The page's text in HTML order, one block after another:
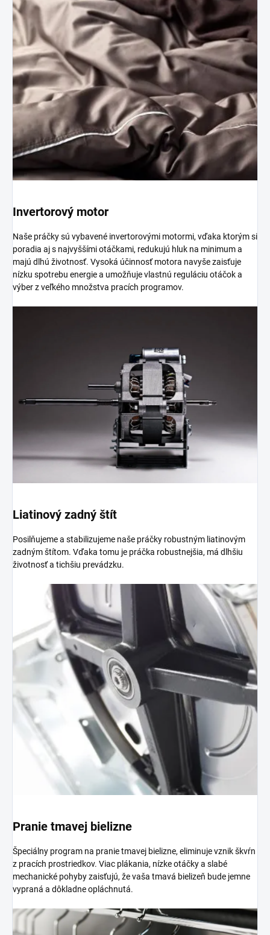
Invertorový motor
Naše práčky sú vybavené invertorovými motormi, vďaka ktorým si
poradia aj s najvyššími otáčkami, redukujú hluk na minimum a
majú dlhú životnosť. Vysoká účinnosť motora navyše zaisťuje
nízku spotrebu energie a umožňuje vlastnú reguláciu otáčok a
výber z veľkého množstva pracích programov.
Liatinový zadný štít
Posilňujeme a stabilizujeme naše práčky robustným liatinovým
zadným štítom. Vďaka tomu je práčka robustnejšia, má dlhšiu
životnosť a tichšiu prevádzku.
Pranie tmavej bielizne
Špeciálny program na pranie tmavej bielizne, eliminuje vznik škvŕn
z pracích prostriedkov. Viac plákania, nízke otáčky a slabé
mechanické pohyby zaisťujú, že vaša tmavá bielizeň bude jemne
vypraná a dôkladne opláchnutá.